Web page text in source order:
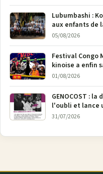
Lubumbashi :
aux enfants de
05/08/2026
Festival Congo
kinoise a enfin
urbaine
01/08/2026
GENOCOST :
l'oubli et lance
la pétition
31/07/2026